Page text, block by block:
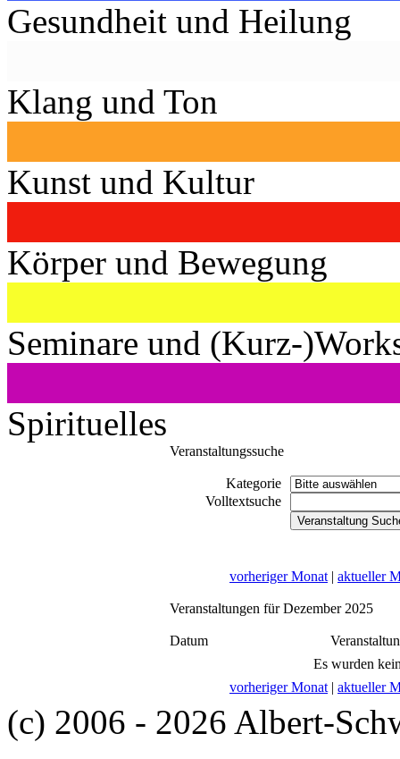
Gesundheit und Heilung
Klang und Ton
Kunst und Kultur
Körper und Bewegung
Seminare und (Kurz-
Spirituelles
Veranstaltungssuche
Kategorie
Volltextsuche
vorheriger Monat | aktueller
Veranstaltungen für Dezember 2025
Datum
Es wurden
vorheriger Monat | aktueller
(c) 2006 - 2026 Albert-